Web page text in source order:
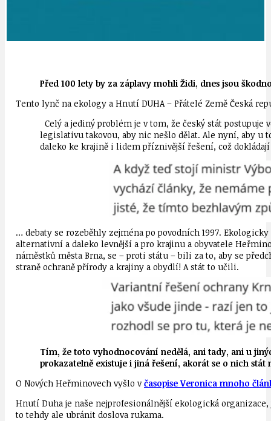
Před 100 lety by za záplavy mohli Židi, dnes jsou
Tento lynč na ekology a Hnutí DUHA – Přátelé Země Česká
Celý a jediný problém je v tom, že český stát
legislativu takovou, aby nic nešlo dělat. Ale nyní, aby u
daleko ke krajině i lidem příznivější řešení, což
… debaty se rozeběhly zejména po povodních 1997.
alternativní a daleko levnější a pro krajinu a obyvatele
náměstků města Brna, se – proti státu – bili za to, aby se
straně ochraně přírody a krajiny a obydlí! A stát to učili.
Tím, že toto vyhodnocování nedělá, ani tady, ani u
prokazatelně existuje i jiná řešení, akorát se o nich stát
O Nových Heřminovech vyšlo včasopise Veronica mnoho
Hnutí Duha je naše nejprofesionálnější ekologická
to tehdy ale ubránit doslova rukama.